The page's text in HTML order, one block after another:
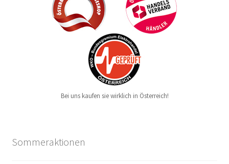
Bei uns kaufen sie wirklich in Österreich!
Sommeraktionen